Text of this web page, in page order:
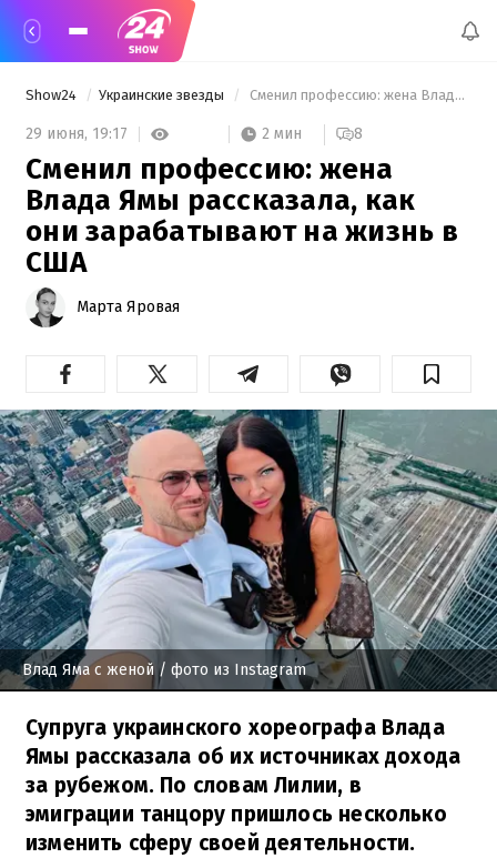
Show24 Украинские звезды Сменил профессию: жена Влада Ямы рассказала, как они зарабатывают на жизнь в США
29 июня, 19:17 2 мин 8
Сменил профессию: жена
Влада Ямы рассказала, как
они зарабатывают на жизнь в
США
Марта Яровая
Влад Яма с женой / фото из Instagram
Супруга украинского хореографа Влада
Ямы рассказала об их источниках дохода
за рубежом. По словам Лилии, в
эмиграции танцору пришлось несколько
изменить сферу своей деятельности.